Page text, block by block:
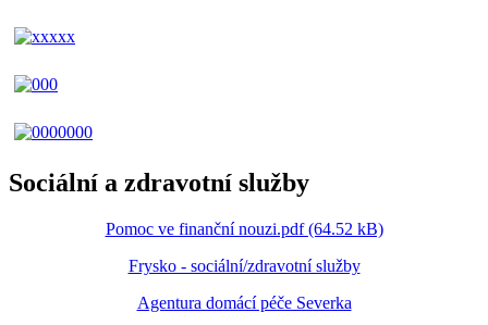
Sociální a zdravotní služby
Pomoc ve finanční nouzi.pdf (64.52 kB)
Frysko - sociální/zdravotní služby
Agentura domácí péče Severka